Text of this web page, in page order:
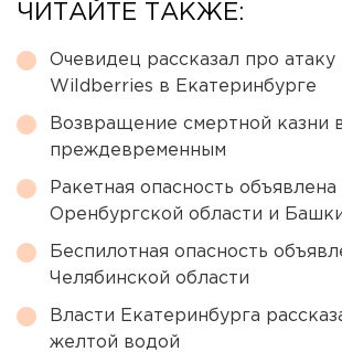
ЧИТАЙТЕ ТАКЖЕ:
Очевидец рассказал про атаку
Wildberries в Екатеринбурге
Возвращение смертной казни
преждевременным
Ракетная опасность объявлена
Оренбургской области и
Беспилотная опасность
Челябинской области
Власти Екатеринбурга
желтой водой